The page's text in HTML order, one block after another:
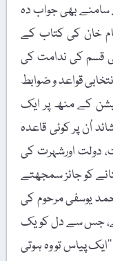
سامنے بھی جواب دہ
خان کی کتاب کے
قسم کی ندامت کی
قواعد و ضوابط
کے منھ پر ایک
اُن پر کوئی قاعدہ
دولت اورشہرت کی
کو جائز سمجھتے
یوسفی مرحوم کی
ہے، جس سے دل کو یک
پیاس تو وہ ہوتی